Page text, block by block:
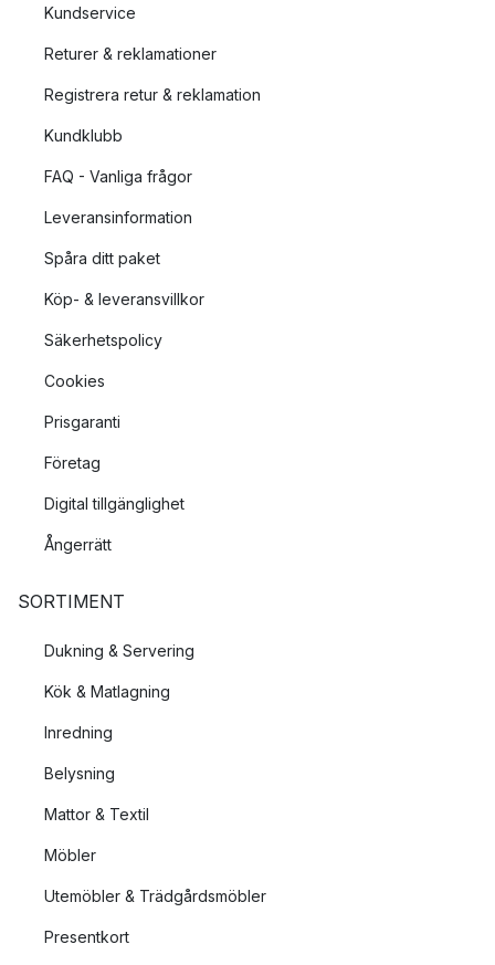
Kundservice
Returer & reklamationer
Registrera retur & reklamation
Kundklubb
FAQ - Vanliga frågor
Leveransinformation
Spåra ditt paket
Köp- & leveransvillkor
Säkerhetspolicy
Cookies
Prisgaranti
Företag
Digital tillgänglighet
Ångerrätt
SORTIMENT
Dukning & Servering
Kök & Matlagning
Inredning
Belysning
Mattor & Textil
Möbler
Utemöbler & Trädgårdsmöbler
Presentkort